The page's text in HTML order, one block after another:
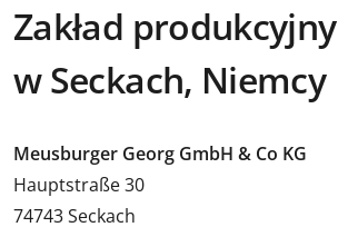
Zakład produkcyjny
w Seckach, Niemcy
Meusburger Georg GmbH & Co KG
Hauptstraße 30
74743 Seckach